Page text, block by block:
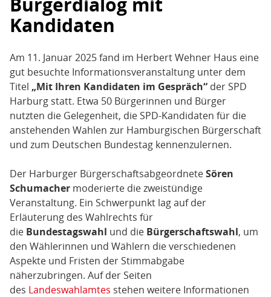
Kandidaten
Am 11. Januar 2025 fand im Herbert Wehner Haus eine
gut besuchte Informationsveranstaltung unter dem
Titel „Mit Ihren Kandidaten im Gespräch“ der SPD
Harburg statt. Etwa 50 Bürgerinnen und Bürger
nutzten die Gelegenheit, die SPD-Kandidaten für die
anstehenden Wahlen zur Hamburgischen Bürgerschaft
und zum Deutschen Bundestag kennenzulernen.
Der Harburger BürgerschaftsabgeordneteSören
Schumacher moderierte die zweistündige
Veranstaltung. Ein Schwerpunkt lag auf der
Erläuterung des Wahlrechts für
die Bundestagswahl und die Bürgerschaftswahl, um
den Wählerinnen und Wählern die verschiedenen
Aspekte und Fristen der Stimmabgabe
näherzubringen. Auf der Seiten
des Landeswahlamtes stehen weitere Informationen